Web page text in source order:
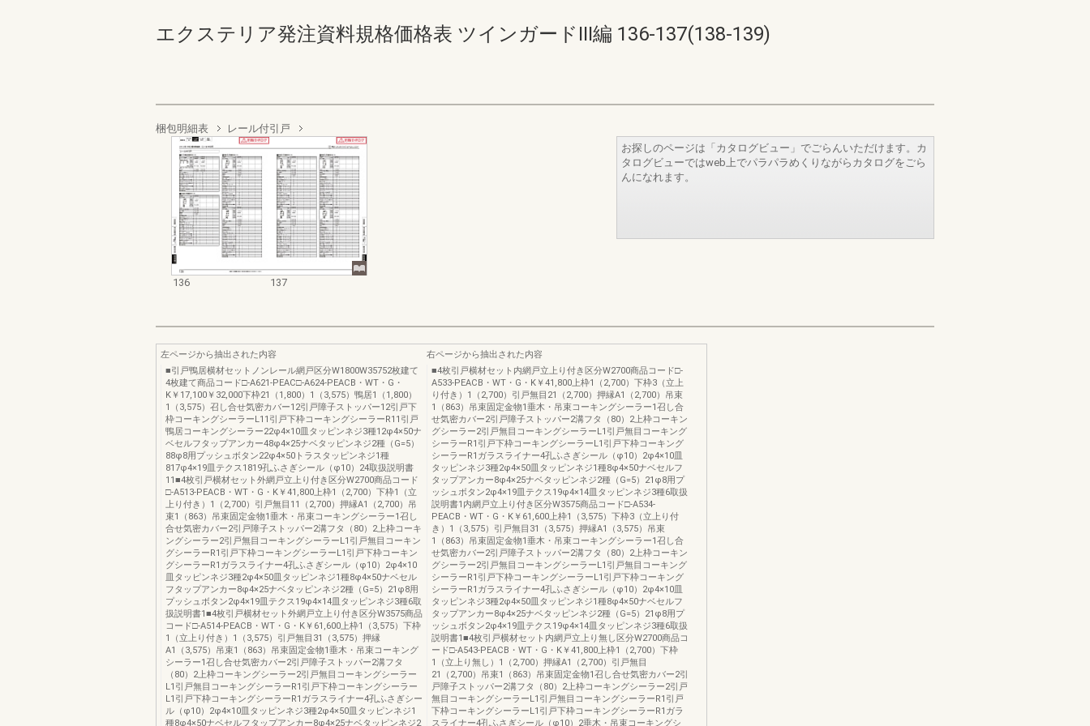
エクステリア発注資料規格価格表 ツインガードIII編 136-137(138-139)
梱包明細表 レール付引戸
136 137
お探しのページは「カタログビュー」でごらんいただけます。カ
タログビューではweb上でパラパラめくりながらカタログをごら
んになれます。
左ページから抽出された内容
■引戸鴨居横材セットノンレール網戸区分W1800W35752枚建て
4枚建て商品コード□-A621-PEAC□-A624-PEACB・WT・G・
K￥17,100￥32,000下枠21（1,800）1（3,575）鴨居1（1,800）
1（3,575）召し合せ気密カバー12引戸障子ストッパー12引戸下
枠コーキングシーラーL11引戸下枠コーキングシーラーR11引戸
鴨居コーキングシーラー22φ4×10皿タッピンネジ3種12φ4×50ナ
ベセルフタップアンカー48φ4×25ナベタッピンネジ2種（G=5）
88φ8用プッシュボタン22φ4×50トラスタッピンネジ1種
817φ4×19皿テクス1819孔ふさぎシール（φ10）24取扱説明書
11■4枚引戸横材セット外網戸立上り付き区分W2700商品コード
□-A513-PEACB・WT・G・K￥41,800上枠1（2,700）下枠1（立
上り付き）1（2,700）引戸無目11（2,700）押縁A1（2,700）吊
束1（863）吊束固定金物1垂木・吊束コーキングシーラー1召し
合せ気密カバー2引戸障子ストッパー2溝フタ（80）2上枠コーキ
ングシーラー2引戸無目コーキングシーラーL1引戸無目コーキン
グシーラーR1引戸下枠コーキングシーラーL1引戸下枠コーキン
グシーラーR1ガラスライナー4孔ふさぎシール（φ10）2φ4×10
皿タッピンネジ3種2φ4×50皿タッピンネジ1種8φ4×50ナベセル
フタップアンカー8φ4×25ナベタッピンネジ2種（G=5）21φ8用
プッシュボタン2φ4×19皿テクス19φ4×14皿タッピンネジ3種6取
扱説明書1■4枚引戸横材セット外網戸立上り付き区分W3575商品
コード□-A514-PEACB・WT・G・K￥61,600上枠1（3,575）下枠
1（立上り付き）1（3,575）引戸無目31（3,575）押縁
A1（3,575）吊束1（863）吊束固定金物1垂木・吊束コーキング
シーラー1召し合せ気密カバー2引戸障子ストッパー2溝フタ
（80）2上枠コーキングシーラー2引戸無目コーキングシーラー
L1引戸無目コーキングシーラーR1引戸下枠コーキングシーラー
L1引戸下枠コーキングシーラーR1ガラスライナー4孔ふさぎシー
ル（φ10）2φ4×10皿タッピンネジ3種2φ4×50皿タッピンネジ1
種8φ4×50ナベセルフタップアンカー8φ4×25ナベタッピンネジ2
右ページから抽出された内容
■4枚引戸横材セット内網戸立上り付き区分W2700商品コード□-
A533-PEACB・WT・G・K￥41,800上枠1（2,700）下枠3（立上
り付き）1（2,700）引戸無目21（2,700）押縁A1（2,700）吊束
1（863）吊束固定金物1垂木・吊束コーキングシーラー1召し合
せ気密カバー2引戸障子ストッパー2溝フタ（80）2上枠コーキン
グシーラー2引戸無目コーキングシーラーL1引戸無目コーキング
シーラーR1引戸下枠コーキングシーラーL1引戸下枠コーキング
シーラーR1ガラスライナー4孔ふさぎシール（φ10）2φ4×10皿
タッピンネジ3種2φ4×50皿タッピンネジ1種8φ4×50ナベセルフ
タップアンカー8φ4×25ナベタッピンネジ2種（G=5）21φ8用プ
ッシュボタン2φ4×19皿テクス19φ4×14皿タッピンネジ3種6取扱
説明書1内網戸立上り付き区分W3575商品コード□-A534-
PEACB・WT・G・K￥61,600上枠1（3,575）下枠3（立上り付
き）1（3,575）引戸無目31（3,575）押縁A1（3,575）吊束
1（863）吊束固定金物1垂木・吊束コーキングシーラー1召し合
せ気密カバー2引戸障子ストッパー2溝フタ（80）2上枠コーキン
グシーラー2引戸無目コーキングシーラーL1引戸無目コーキング
シーラーR1引戸下枠コーキングシーラーL1引戸下枠コーキング
シーラーR1ガラスライナー4孔ふさぎシール（φ10）2φ4×10皿
タッピンネジ3種2φ4×50皿タッピンネジ1種8φ4×50ナベセルフ
タップアンカー8φ4×25ナベタッピンネジ2種（G=5）21φ8用プ
ッシュボタン2φ4×19皿テクス19φ4×14皿タッピンネジ3種6取扱
説明書1■4枚引戸横材セット内網戸立上り無し区分W2700商品コ
ード□-A543-PEACB・WT・G・K￥41,800上枠1（2,700）下枠
1（立上り無し）1（2,700）押縁A1（2,700）引戸無目
21（2,700）吊束1（863）吊束固定金物1召し合せ気密カバー2引
戸障子ストッパー2溝フタ（80）2上枠コーキングシーラー2引戸
無目コーキングシーラーL1引戸無目コーキングシーラーR1引戸
下枠コーキングシーラーL1引戸下枠コーキングシーラーR1ガラ
スライナー4孔ふさぎシール（φ10）2垂木・吊束コーキングシ